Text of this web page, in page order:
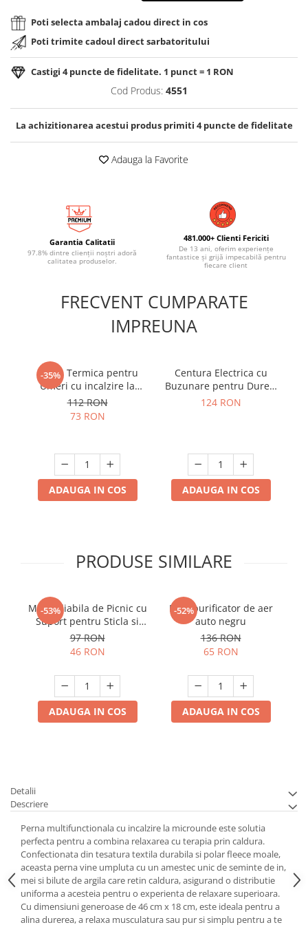
Poti selecta ambalaj cadou direct in cos
Poti trimite cadoul direct sarbatoritului
Castigi 4puncte de fidelitate. 1 punct = 1 RON
Cod Produs: 4551
La achizitionarea acestui produs primiti 4puncte de fidelitate
Adauga la Favorite
Garantia Calitatii
97.8% dintre clienții noștri adoră
calitatea produselor.
481.000+ Clienti Fericiti
De 13 ani, oferim experiențe
fantastice și grijă impecabilă pentru
fiecare client
FRECVENT CUMPARATE
IMPREUNA
-35%
Perna Termica pentru
Umeri cu incalzire la
microunde
112 RON
73 RON
ADAUGA IN COS
Centura Electrica cu
Buzunare pentru Dureri
Menstruale
124 RON
ADAUGA IN COS
PRODUSE SIMILARE
-53%
Masa Pliabila de Picnic cu
Suport pentru Sticla si
Pahare
97 RON
46 RON
ADAUGA IN COS
-52%
Mini purificator de aer
auto negru
136 RON
65 RON
ADAUGA IN COS
Detalii
Descriere
Perna multifunctionala cu incalzire la microunde este solutia
perfecta pentru a combina relaxarea cu terapia prin caldura.
Confectionata din tesatura textila durabila si polar fleece moale,
aceasta perna vine umpluta cu un amestec unic de seminte de in,
mei si bilute de argila care retin caldura, asigurand o distributie
uniforma a acesteia pentru o experienta de relaxare superioara.
Cu dimensiuni generoase de 46 cm x 18 cm, este ideala pentru a
alina durerea, a relaxa musculatura sau pur si simplu pentru a te